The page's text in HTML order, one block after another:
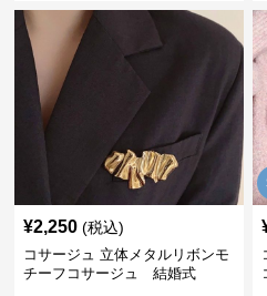
¥2,250 (税込)
コサージュ 立体メタルリボンモ
チーフコサージュ 結婚式